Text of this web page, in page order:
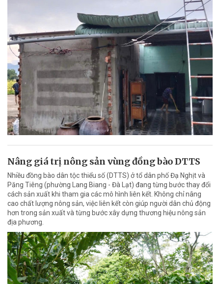
Nâng giá trị nông sản vùng đồng bào DTTS
Nhiều đồng bào dân tộc thiểu số (DTTS) ở tổ dân phố Đạ Nghịt và
Păng Tiêng (phường Lang Biang - Đà Lạt) đang từng bước thay đổi
cách sản xuất khi tham gia các mô hình liên kết. Không chỉ nâng
cao chất lượng nông sản, việc liên kết còn giúp người dân chủ động
hơn trong sản xuất và từng bước xây dựng thương hiệu nông sản
địa phương.